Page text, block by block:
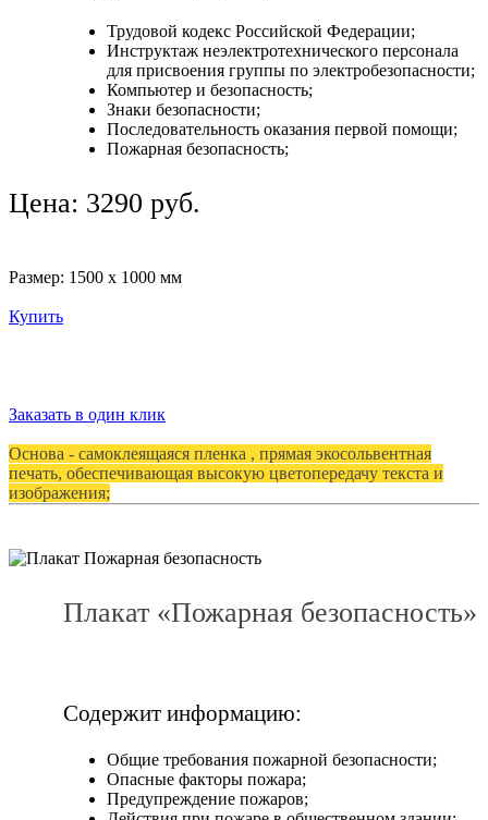
Трудовой кодекс Российской Федерации;
Инструктаж неэлектротехнического персонала
для присвоения группы по электробезопасности;
Компьютер и безопасность;
Знаки безопасности;
Последовательность оказания первой помощи;
Пожарная безопасность;
Цена: 3290 руб.
Размер: 1500 х 1000 мм
Купить
Заказать в один клик
Основа - самоклеящаяся пленка , прямая экосольвентная
печать, обеспечивающая высокую цветопередачу текста и
изображения;
Плакат «Пожарная безопасность»
Содержит информацию:
Общие требования пожарной безопасности;
Опасные факторы пожара;
Предупреждение пожаров;